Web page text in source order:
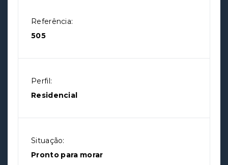
Referência:
505
Perfil:
Residencial
Situação:
Pronto para morar